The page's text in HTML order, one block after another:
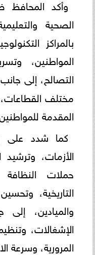
وأكد المحافظ
الصحية
بالمراكز
المواطنين،
التصالح، إلى
مختلف القطاعات،
المقدمة
كما شدد على
الأزمات، وترشيد
حملات النظافة
التاريخية،
والميادين،
الإشغالات،
المرورية، وسرعة